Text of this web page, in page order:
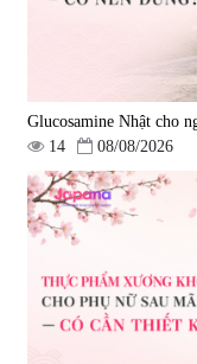
Glucosamine Nhật cho
14
08/08/2026